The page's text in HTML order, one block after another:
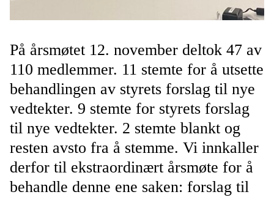
På årsmøtet 12. november deltok 47 av
110 medlemmer. 11 stemte for å utsette
behandlingen av styrets forslag til nye
vedtekter. 9 stemte for styrets forslag
til nye vedtekter. 2 stemte blankt og
resten avsto fra å stemme. Vi innkaller
derfor til ekstraordinært årsmøte for å
behandle denne ene saken: forslag til